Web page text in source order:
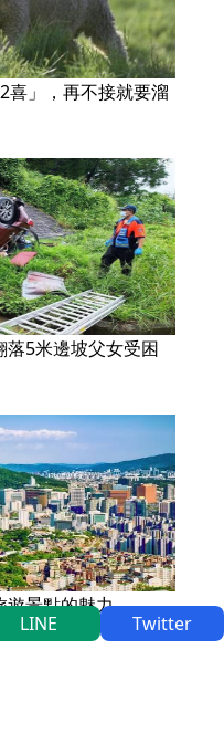
喜」，再不接就要溜
5米邊坡父女受困
遊景點的魅力
LINE Twitter